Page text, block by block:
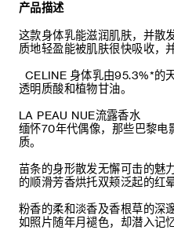
产品描述
这款身体乳能滋润肌肤，并散
质地轻盈能被肌肤很快吸收，
CELINE 身体乳由95.3%*的
透明质酸和植物甘油。
LA PEAU NUE流露香水
缅怀70年代偶像，那些巴黎电
质。
苗条的身形散发无懈可击的魅
的顺滑芳香烘托双颊泛起的红晕
粉香的柔和淡香及香根草的深
如照片随年月褪色，却潜入记